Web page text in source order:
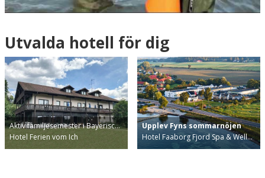
Utvalda hotell för dig
Aktiv familjesemester i Bayerisc…
Hotel Ferien vom Ich
Upplev Fyns sommarnöjen
Hotel Faaborg Fjord Spa & Well…